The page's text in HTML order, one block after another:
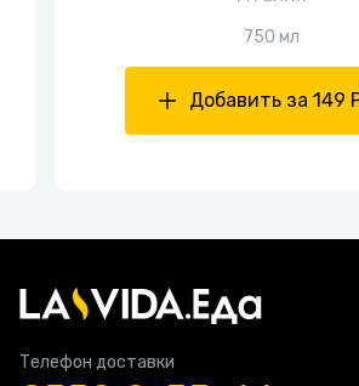
750 мл
Добавить за 149
Телефон доставки